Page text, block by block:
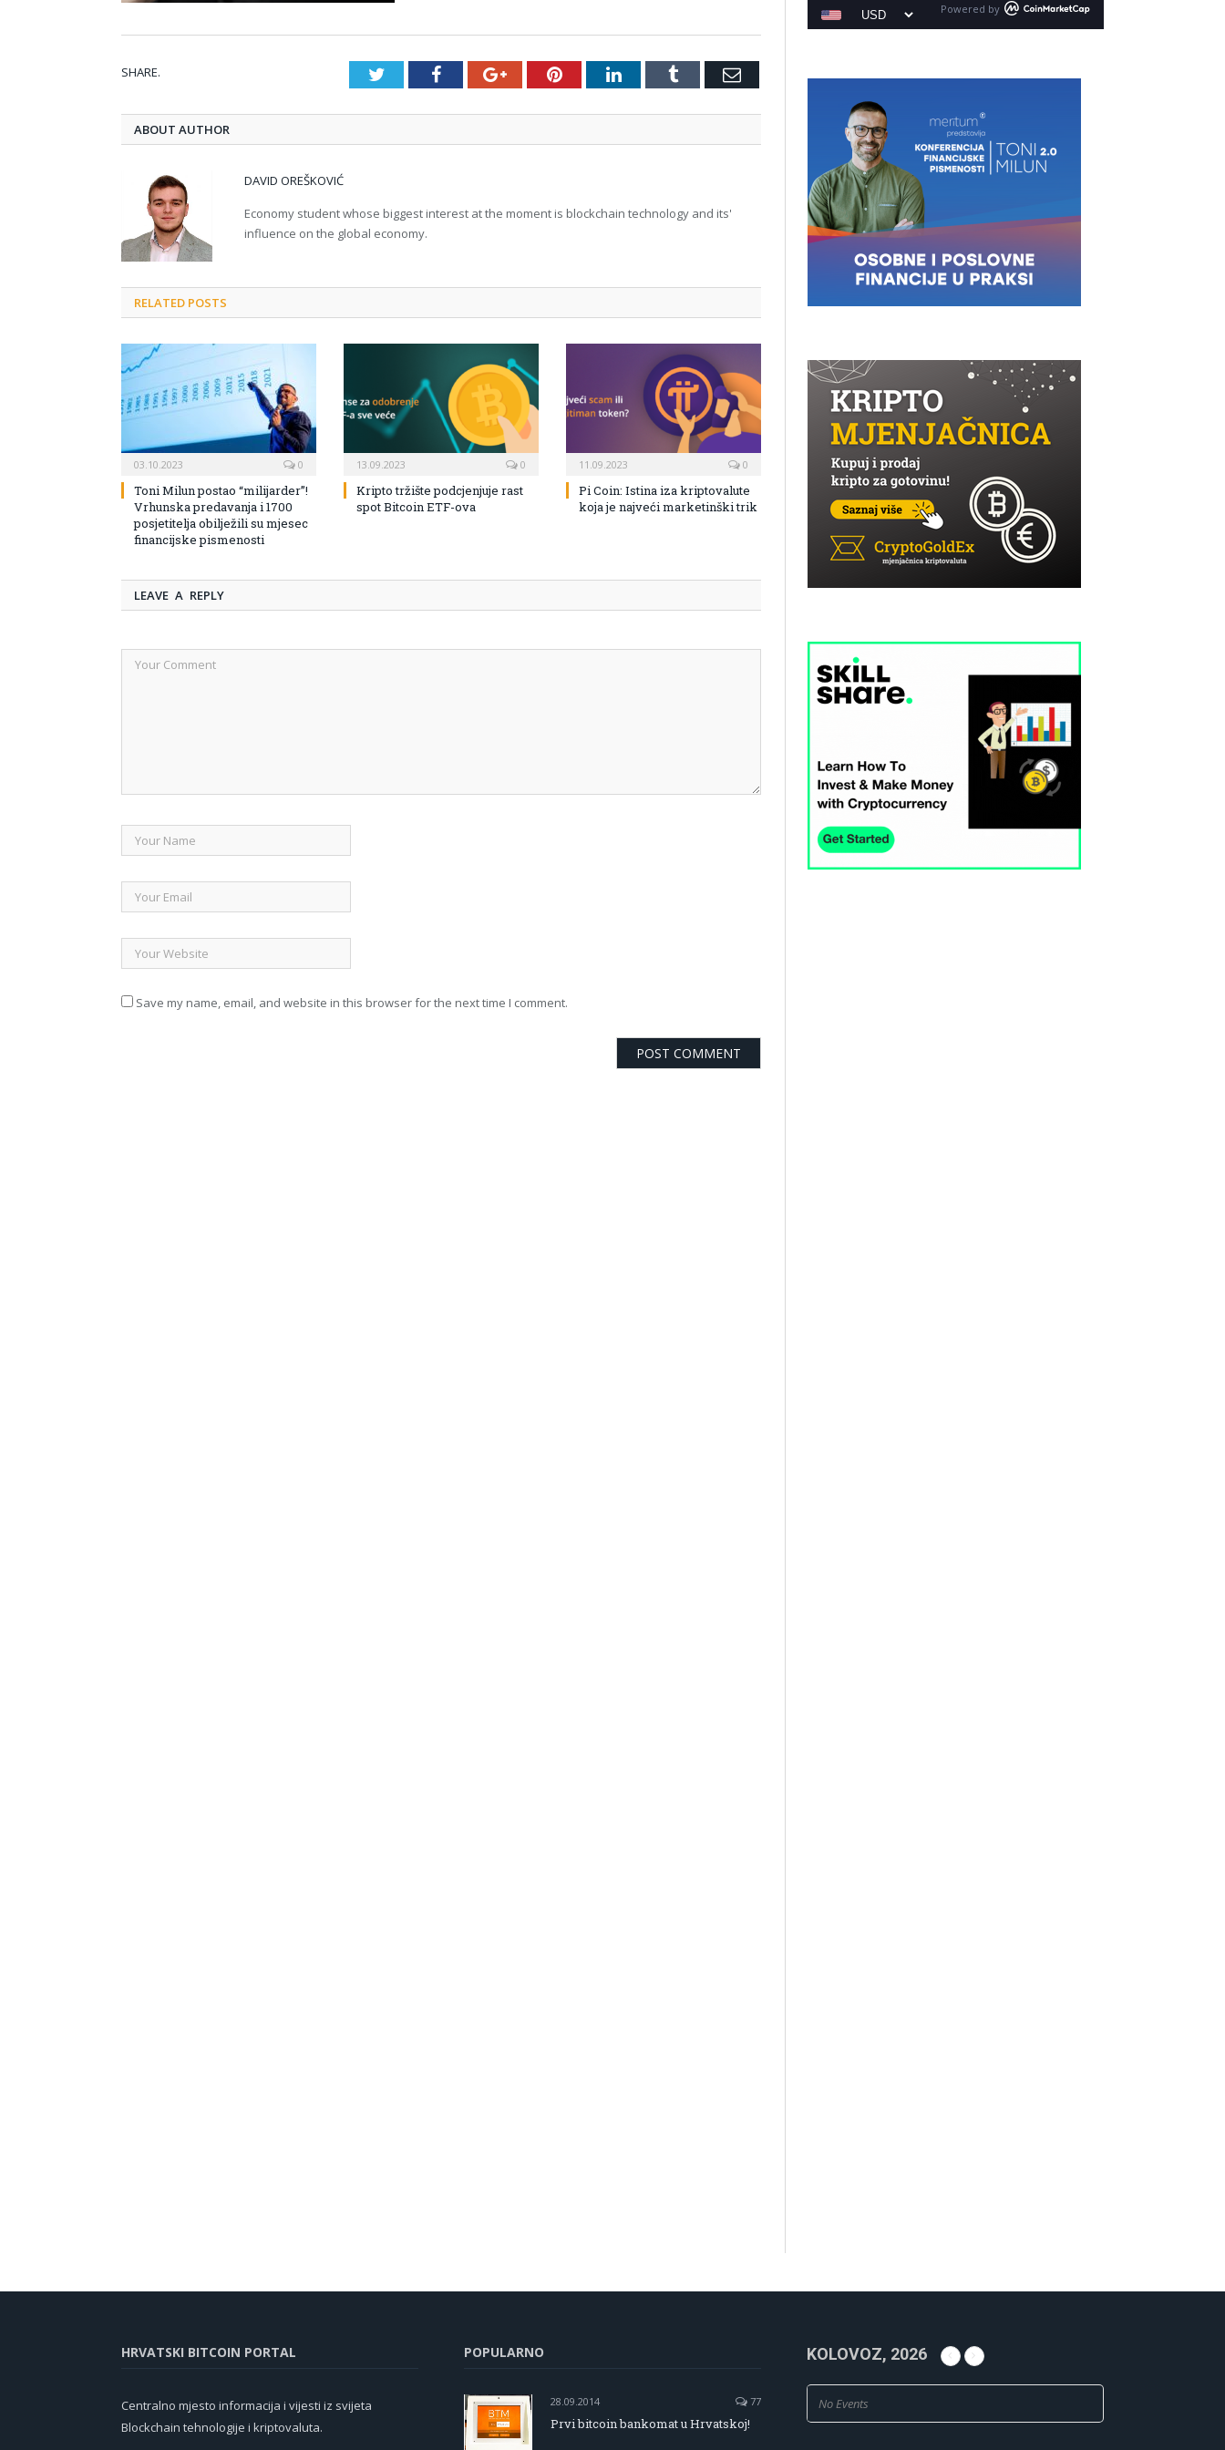
SHARE. TwitterFacebookGoogle+PinterestLinkedInTumblr Email
ABOUT AUTHOR
DAVID OREŠKOVIĆ
Economy student whose biggest interest at the moment is blockchain technology and its'
influence on the global economy.
RELATED POSTS
03.10.2023 0
Toni Milun postao “milijarder”!
Vrhunska predavanja i 1700
posjetitelja obilježili su mjesec
financijske pismenosti
13.09.2023 0
Kripto tržište podcjenjuje rast
spot Bitcoin ETF-ova
11.09.2023 0
Pi Coin: Istina iza kriptovalute
koja je najveći marketinški trik
LEAVE A REPLY
Save my name, email, and website in this browser for the next time I comment.
Powered by
HRVATSKI BITCOIN PORTAL
Centralno mjesto informacija i vijesti iz svijeta
Blockchain tehnologije i kriptovaluta.
POPULARNO
28.09.2014 77
Prvi bitcoin bankomat u Hrvatskoj!
KOLOVOZ, 2026
No Events